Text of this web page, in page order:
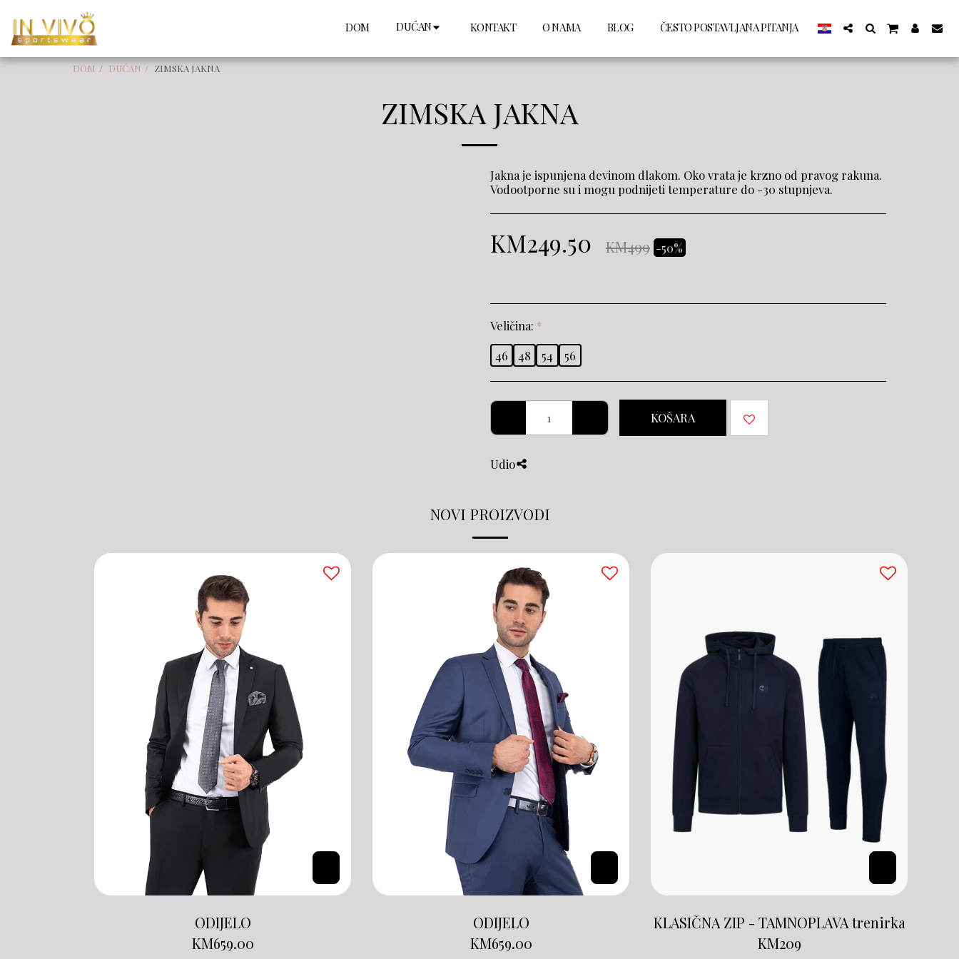
DOM DUĆAN KONTAKT O NAMA BLOG ČESTO POSTAVLJANA PITANJA
DOM DUĆAN ZIMSKA JAKNA
ZIMSKA JAKNA
Jakna je ispunjena devinom dlakom. Oko vrata je krzno od pravog rakuna.
Vodootporne su i mogu podnijeti temperature do -30 stupnjeva.
KM249.50 KM499 -50%
Veličina: *
46
48 54 56
KOŠARA
Udio
NOVI PROIZVODI
ODIJELO
KM659.00
ODIJELO
KM659.00
KLASIČNA ZIP - TAMNOPLAVA trenirka
KM209